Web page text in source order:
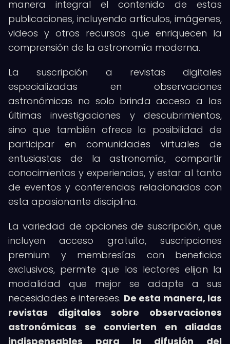
manera integral el contenido de estas
publicaciones, incluyendo artículos, imágenes,
videos y otros recursos que enriquecen la
comprensión de la astronomía moderna.
La suscripción a revistas digitales
especializadas en observaciones
astronómicas no solo brinda acceso a las
últimas investigaciones y descubrimientos,
sino que también ofrece la posibilidad de
participar en comunidades virtuales de
entusiastas de la astronomía, compartir
conocimientos y experiencias, y estar al tanto
de eventos y conferencias relacionados con
esta apasionante disciplina.
La variedad de opciones de suscripción, que
incluyen acceso gratuito, suscripciones
premium y membresías con beneficios
exclusivos, permite que los lectores elijan la
modalidad que mejor se adapte a sus
necesidades e intereses. De esta manera, las
revistas digitales sobre observaciones
astronómicas se convierten en aliadas
indispensables para la difusión del